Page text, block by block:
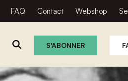
FAQ Contact Webshop
S'ABONNER